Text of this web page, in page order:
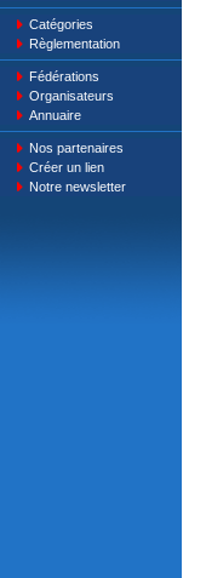
Catégories
Règlementation
Fédérations
Organisateurs
Annuaire
Nos partenaires
Créer un lien
Notre newsletter